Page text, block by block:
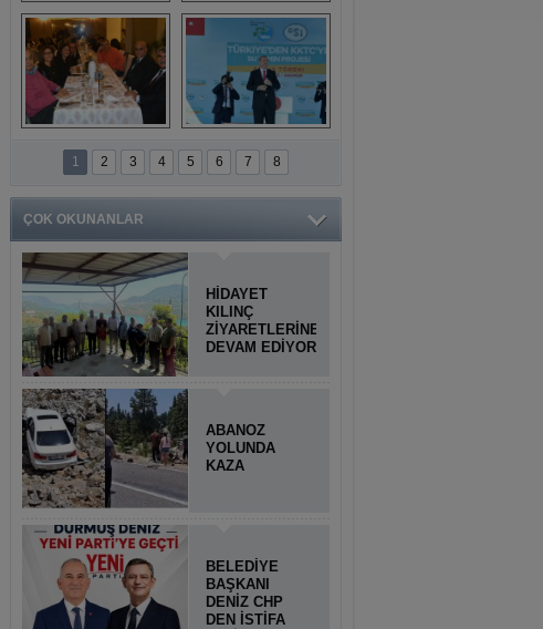
Titiopolis Antik
Kenti tanıtımı
Doğan Cüceloğlu,
İstanbul’da Mersinli
hemşerileriyle
buluştu
Anamurlular
Buluşması
KKTC’ye Su Temin
Projesi açılışı
1 2 3 4 5 6 7 8
ÇOK OKUNANLAR
HİDAYET
KILINÇ
ZİYARETLERİNE
DEVAM EDİYOR
ABANOZ
YOLUNDA
KAZA
BELEDİYE
BAŞKANI
DENİZ CHP
DEN İSTİFA